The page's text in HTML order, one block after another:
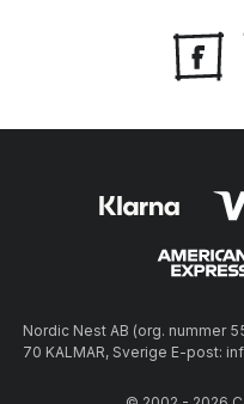
Nordic Nest AB (org. nummer
70 KALMAR, Sverige E-post: